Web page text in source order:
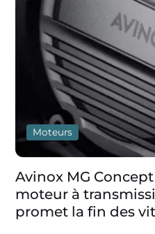
Moteurs
Avinox MG
moteur à
promet la fin des